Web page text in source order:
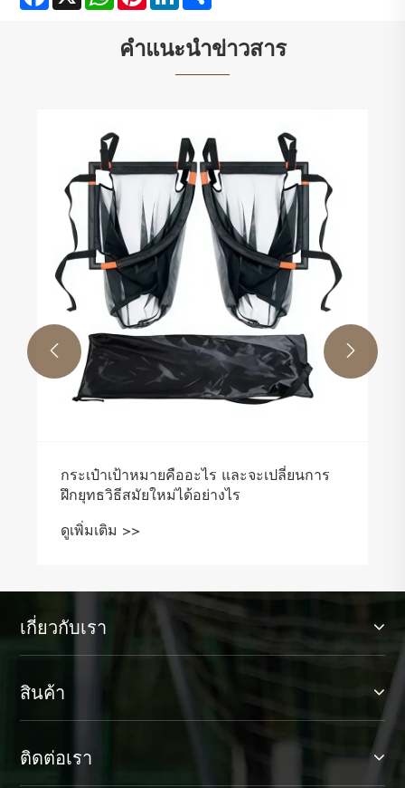
คำแนะนำข่าวสาร
กระเป๋าเป้าหมายคืออะไร และจะเปลี่ยนการ
ฝึกยุทธวิธีสมัยใหม่ได้อย่างไร
ดูเพิ่มเติม >>
 
เกี่ยวกับเรา
สินค้า
ติดต่อเรา